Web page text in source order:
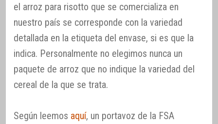
el arroz para risotto que se comercializa en
nuestro país se corresponde con la variedad
detallada en la etiqueta del envase, si es que la
indica. Personalmente no elegimos nunca un
paquete de arroz que no indique la variedad del
cereal de la que se trata.
Según leemos aquí, un portavoz de la FSA